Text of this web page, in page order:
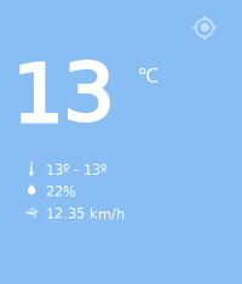
13 ℃
13º - 13º
22%
12.35 km/h